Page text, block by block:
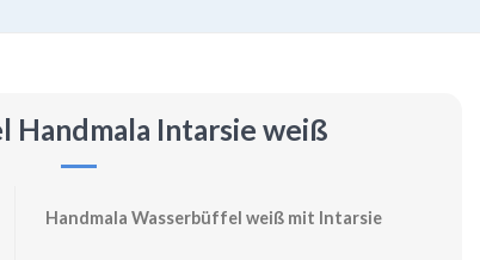
Handmala Intarsie weiß
Handmala Wasserbüffel weiß mit Intarsie